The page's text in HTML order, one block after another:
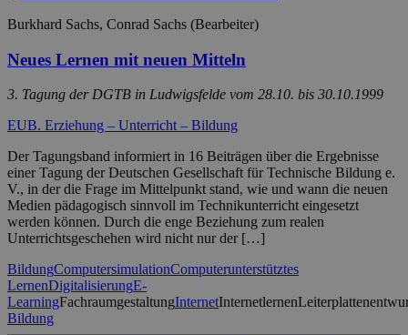
Burkhard Sachs, Conrad Sachs (Bearbeiter)
Neues Lernen mit neuen Mitteln
3. Tagung der DGTB in Ludwigsfelde vom 28.10. bis 30.10.1999
EUB. Erziehung – Unterricht – Bildung
Der Tagungsband informiert in 16 Beiträgen über die Ergebnisse
einer Tagung der Deutschen Gesellschaft für Technische Bildung e.
V., in der die Frage im Mittelpunkt stand, wie und wann die neuen
Medien pädagogisch sinnvoll im Technikunterricht eingesetzt
werden können. Durch die enge Beziehung zum realen
Unterrichtsgeschehen wird nicht nur der […]
BildungComputersimulationComputerunterstütztes
LernenDigitalisierungE-
LearningFachraumgestaltungInternetInternetlernen
Bildung